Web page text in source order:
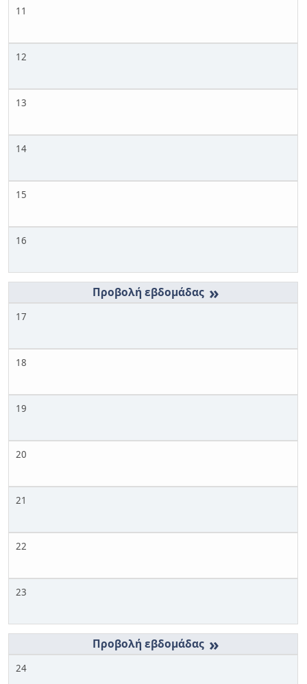
11
12
13
14
15
16
»
17
18
19
20
21
22
23
»
24